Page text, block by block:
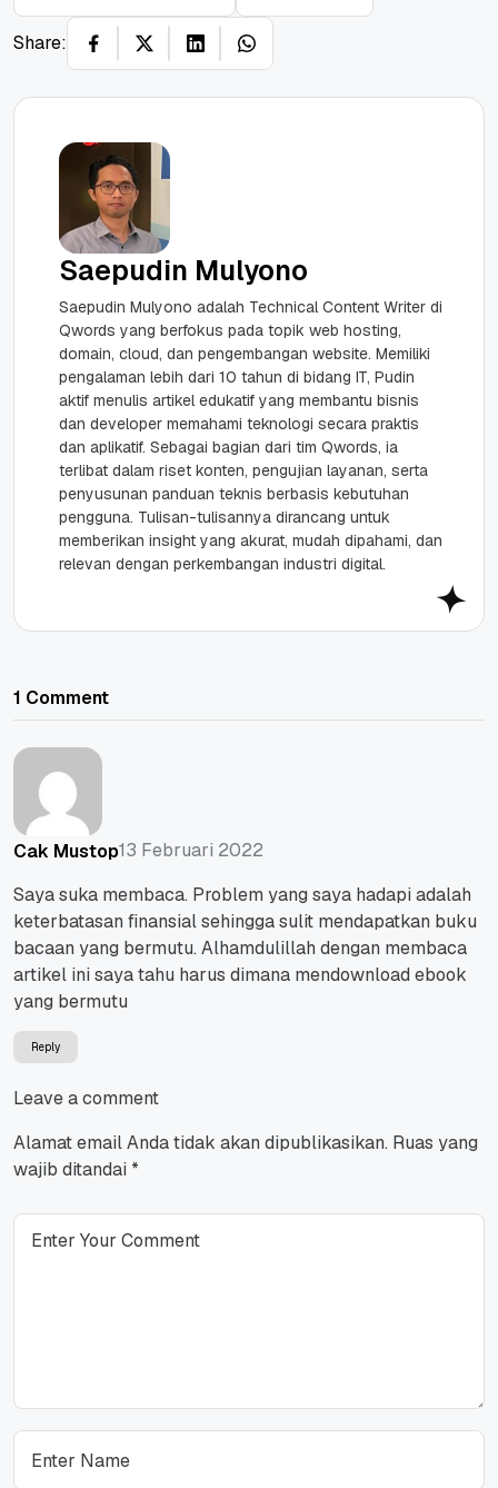
Share:
Saepudin Mulyono
Saepudin Mulyono adalah Technical Content Writer di
Qwords yang berfokus pada topik web hosting,
domain, cloud, dan pengembangan website. Memiliki
pengalaman lebih dari 10 tahun di bidang IT, Pudin
aktif menulis artikel edukatif yang membantu bisnis
dan developer memahami teknologi secara praktis
dan aplikatif. Sebagai bagian dari tim Qwords, ia
terlibat dalam riset konten, pengujian layanan, serta
penyusunan panduan teknis berbasis kebutuhan
pengguna. Tulisan-tulisannya dirancang untuk
memberikan insight yang akurat, mudah dipahami, dan
relevan dengan perkembangan industri digital.
1 Comment
Cak Mustop13 Februari 2022
Saya suka membaca. Problem yang saya hadapi adalah
keterbatasan finansial sehingga sulit mendapatkan buku
bacaan yang bermutu. Alhamdulillah dengan membaca
artikel ini saya tahu harus dimana mendownload ebook
yang bermutu
Reply
Leave a comment
Alamat email Anda tidak akan dipublikasikan. Ruas yang
wajib ditandai *